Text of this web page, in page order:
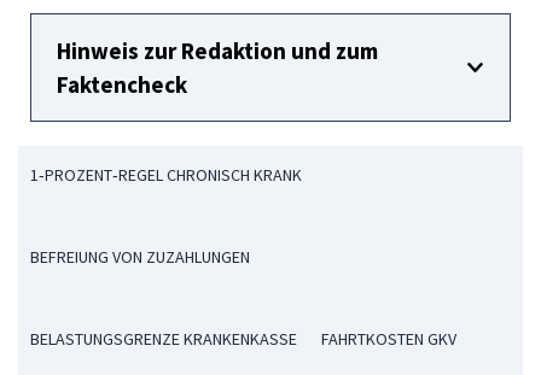
Hinweis zur Redaktion und zum
Faktencheck
1‑PROZENT‑REGEL CHRONISCH KRANK
BEFREIUNG VON ZUZAHLUNGEN
BELASTUNGSGRENZE KRANKENKASSE FAHRTKOSTEN GKV